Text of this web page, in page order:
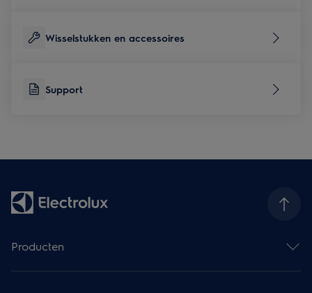
Wisselstukken en accessoires
Support
Producten